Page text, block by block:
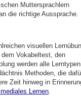
Muttersprachlern
die richtige Aussprache.
visuellen
Vokabeltest, den
werden alle Lerntypen
Methoden, die
Zeit hinweg in
Lernen